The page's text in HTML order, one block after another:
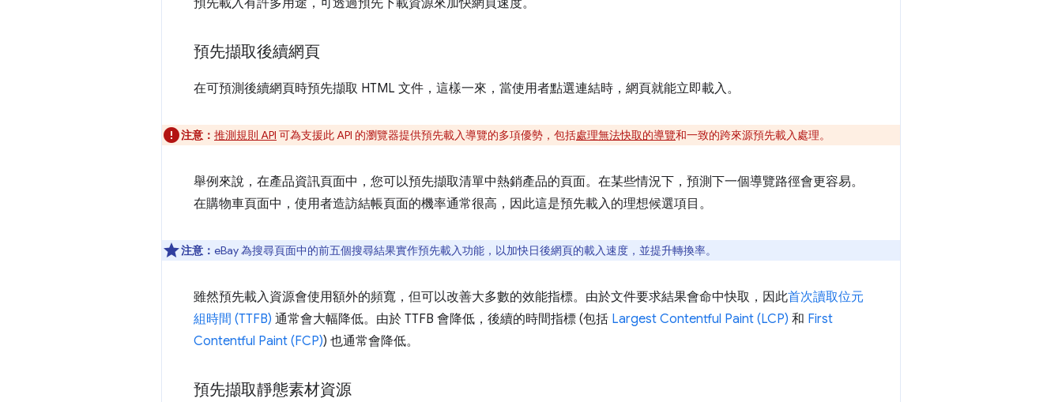
預先載入有許多用途，可透過預先下載資源來加快網頁速度。
預先擷取後續網頁
在可預測後續網頁時預先擷取 HTML 文件，這樣一來，當使用者點選連結時，網頁就能立即載入。
注意： 推測規則 API 可為支援此 API 的瀏覽器提供預先載入導覽的多項優勢，包括處理無法快取的導覽和一致的跨來源預先載入處理。
舉例來說，在產品資訊頁面中，您可以預先擷取清單中熱銷產品的頁面。在某些情況下，預測下一個導覽路徑會更容易。
在購物車頁面中，使用者造訪結帳頁面的機率通常很高，因此這是預先載入的理想候選項目。
注意： eBay 為搜尋頁面中的前五個搜尋結果實作預先載入功能，以加快日後網頁的載入速度，並提升轉換率。
雖然預先載入資源會使用額外的頻寬，但可以改善大多數的效能指標。由於文件要求結果會命中快取，因此首次讀取位元
組時間 (TTFB) 通常會大幅降低。由於 TTFB 會降低，後續的時間指標 (包括 Largest Contentful Paint (LCP) 和 First
Contentful Paint (FCP)) 也通常會降低。
預先擷取靜態素材資源